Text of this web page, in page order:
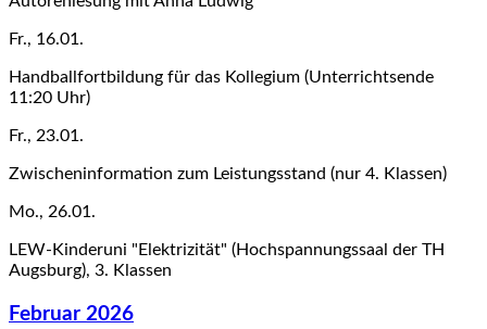
Fr., 16.01.
Handballfortbildung für das Kollegium (Unterrichtsende
11:20 Uhr)
Fr., 23.01.
Zwischeninformation zum Leistungsstand (nur 4. Klassen)
Mo., 26.01.
LEW-Kinderuni "Elektrizität" (Hochspannungssaal der TH
Augsburg), 3. Klassen
Februar 2026